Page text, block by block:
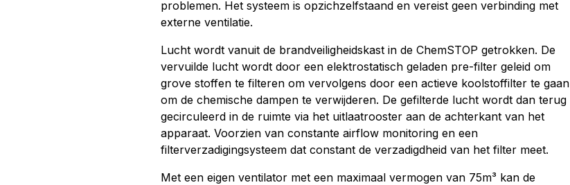
problemen. Het systeem is opzichzelfstaand en vereist geen verbinding met
externe ventilatie.
Lucht wordt vanuit de brandveiligheidskast in de ChemSTOP getrokken. De
vervuilde lucht wordt door een elektrostatisch geladen pre-filter geleid om
grove stoffen te filteren om vervolgens door een actieve koolstoffilter te gaan
om de chemische dampen te verwijderen. De gefilterde lucht wordt dan terug
gecirculeerd in de ruimte via het uitlaatrooster aan de achterkant van het
apparaat. Voorzien van constante airflow monitoring en een
filterverzadigingsysteem dat constant de verzadigdheid van het filter meet.
Met een eigen ventilator met een maximaal vermogen van 75m³ kan de